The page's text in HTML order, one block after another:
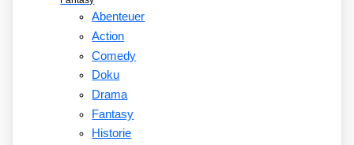
Abenteuer
Action
Comedy
Doku
Drama
Fantasy
Historie